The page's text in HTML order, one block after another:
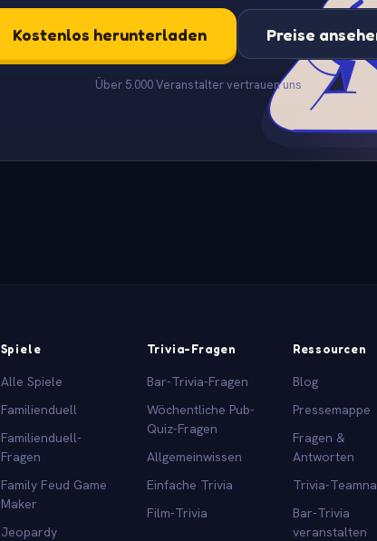
Kostenlos herunterladen Preise
Über 5.000 Veranstalter vertrauen uns
Spiele
Alle Spiele
Familienduell
Familienduell-
Fragen
Family Feud Game
Maker
Jeopardy
Trivia-Fragen
Bar-Trivia-Fragen
Wöchentliche Pub-
Quiz-Fragen
Allgemeinwissen
Einfache Trivia
Film-Trivia
Ressourcen
Blog
Pressemappe
Fragen &
Antworten
Trivia-
Bar-Trivia
veranstalten